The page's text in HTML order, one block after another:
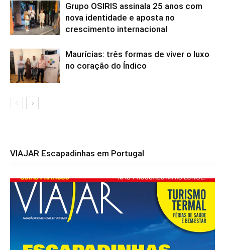
Grupo OSIRIS assinala 25 anos com
nova identidade e aposta no
crescimento internacional
Maurícias: três formas de viver o luxo
no coração do Índico
VIAJAR Escapadinhas em Portugal